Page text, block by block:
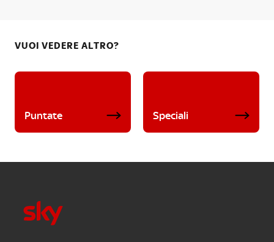
VUOI VEDERE ALTRO?
Puntate Speciali